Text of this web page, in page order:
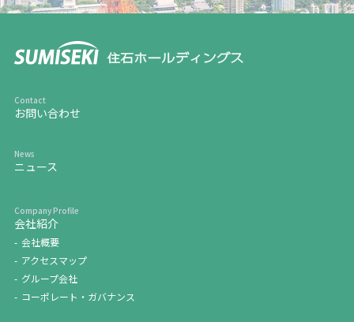
お問い合わせ
ニュース
会社紹介
会社概要
アクセスマップ
グループ会社
コーポレート・ガバナンス